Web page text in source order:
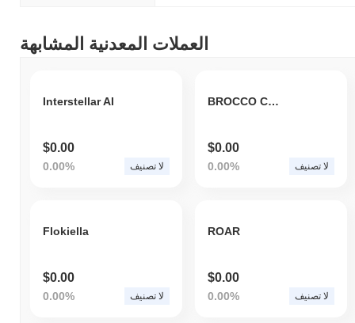
العملات المعدنية المشابهة
Interstellar AI
$0.00
0.00% لا تصنيف
BROCCO COIN
$0.00
0.00% لا تصنيف
Flokiella
$0.00
0.00% لا تصنيف
ROAR
$0.00
0.00% لا تصنيف